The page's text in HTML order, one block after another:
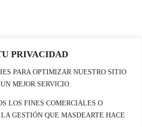
PRIVACIDAD
PARA OPTIMIZAR NUESTRO SITIO
MEJOR SERVICIO.
LOS FINES COMERCIALES O
GESTIÓN QUE MASDEARTE HACE
de exposiciones, museos y artistas